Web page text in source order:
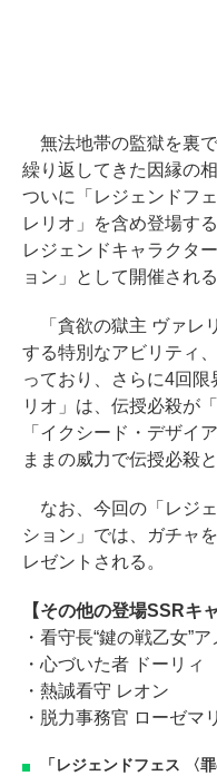
無法地帯の監獄を裏
繰り返してきた因縁の
ついに「レジェンドフ
レリオ」を含め登場す
レジェンドキャラクタ
ョン」として開催される
「貪欲の獄主 ヴァレ
する特別なアビリティ
っており、さらに4回
リオ」は、伝授必殺が
「イクシード・デザイ
ままの威力で伝授必殺
なお、今回の「レジ
ション」では、ガチャ
レゼントされる。
【その他の登場SSRキ
・看守長“鍵の戦乙女”
・心づいた者 ドーリィ
・熱誠看守 レオン
・脱力事務官 ローゼマ
「レジェンドフェス 〈